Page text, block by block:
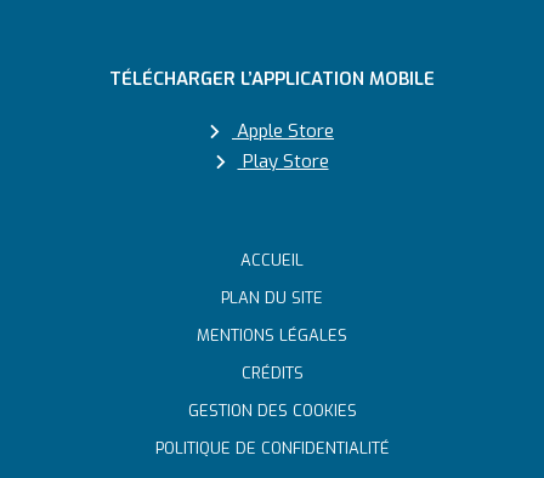
TÉLÉCHARGER L’APPLICATION MOBILE
Apple Store
Play Store
ACCUEIL
PLAN DU SITE
MENTIONS LÉGALES
CRÉDITS
GESTION DES COOKIES
POLITIQUE DE CONFIDENTIALITÉ